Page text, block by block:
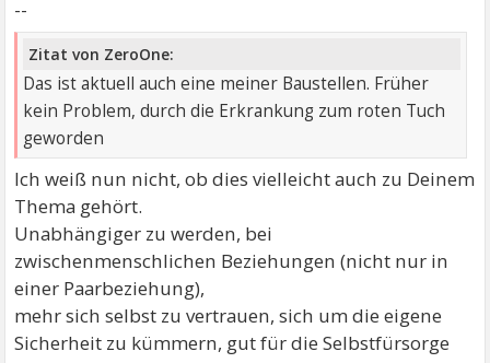
--
Zitat von ZeroOne:
Das ist aktuell auch eine meiner Baustellen. Früher
kein Problem, durch die Erkrankung zum roten Tuch
geworden
Ich weiß nun nicht, ob dies vielleicht auch zu Deinem
Thema gehört.
Unabhängiger zu werden, bei
zwischenmenschlichen Beziehungen (nicht nur in
einer Paarbeziehung),
mehr sich selbst zu vertrauen, sich um die eigene
Sicherheit zu kümmern, gut für die Selbstfürsorge